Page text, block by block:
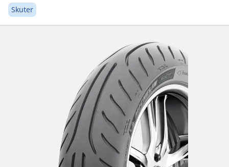
Skuter